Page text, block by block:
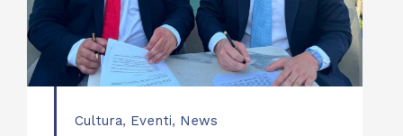
Cultura, Eventi, News